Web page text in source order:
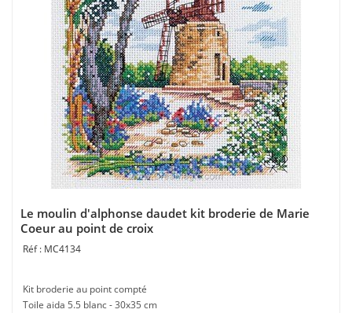
Le moulin d'alphonse daudet kit broderie de Marie
Coeur au point de croix
MC4134
Kit broderie au point compté
Toile aida 5.5 blanc - 30x35 cm